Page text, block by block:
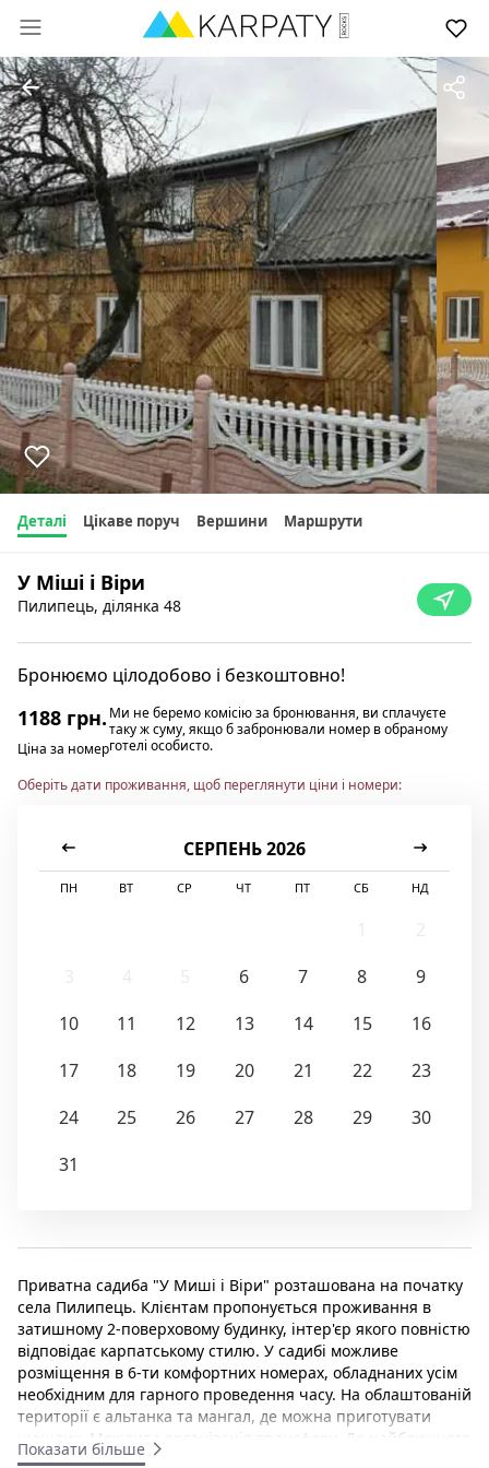
Деталі Цікаве поруч Вершини Маршрути
У Міші і Віри
Пилипець, ділянка 48
Бронюємо цілодобово і безкоштовно!
1188 грн.
Ціна за номер
Ми не беремо комісію за бронювання, ви сплачуєте
таку ж суму, якщо б забронювали номер в обраному
готелі особисто.
Оберіть дати проживання, щоб переглянути ціни і номери:
СЕРПЕНЬ 2026
ПН ВТ СР ЧТ ПТ СБ НД
6 7 8
9
10
11 12 13 14 15
16
17
18 19 20 21 22
23
24
25 26 27 28 29
30
31
Приватна садиба "У Миші і Віри" розташована на початку
села Пилипець. Клієнтам пропонується проживання в
затишному 2-поверховому будинку, інтер'єр якого повністю
відповідає карпатському стилю. У садибі можливе
розміщення в 6-ти комфортних номерах, обладнаних усім
необхідним для гарного проведення часу. На облаштованій
території є альтанка та мангал, де можна приготувати
шашлик. Можлива організація трансферу. До найближчого
гірськолижного витягу на г. Гимба - 1 км.
Показати більше